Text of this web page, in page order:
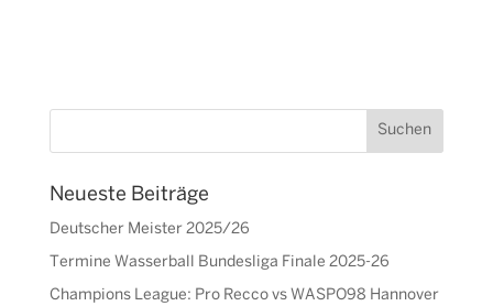
Neueste Beiträge
Deutscher Meister 2025/26
Termine Wasserball Bundesliga Finale 2025-26
Champions League: Pro Recco vs WASPO98 Hannover